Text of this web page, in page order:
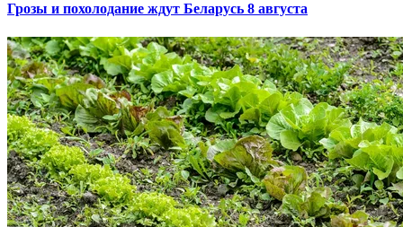
Грозы и похолодание ждут Беларусь 8 августа